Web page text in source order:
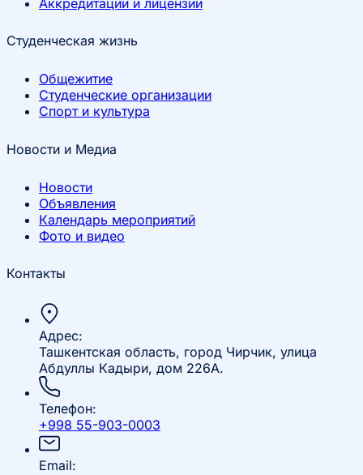
Студенческая жизнь
Общежитие
Студенческие организации
Спорт и культура
Новости и Медиа
Новости
Объявления
Календарь мероприятий
Фото и видео
Контакты
Адрес:
Ташкентская область, город Чирчик, улица
Абдуллы Кадыри, дом 226А.
Телефон:
+998 55-903-0003
Email: